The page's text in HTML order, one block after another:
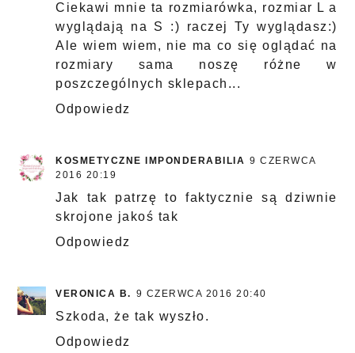
Ciekawi mnie ta rozmiarówka, rozmiar L a
wyglądają na S :) raczej Ty wyglądasz:)
Ale wiem wiem, nie ma co się oglądać na
rozmiary sama noszę różne w
poszczególnych sklepach...
Odpowiedz
KOSMETYCZNE IMPONDERABILIA 9 CZERWCA
2016 20:19
Jak tak patrzę to faktycznie są dziwnie
skrojone jakoś tak
Odpowiedz
VERONICA B. 9 CZERWCA 2016 20:40
Szkoda, że tak wyszło.
Odpowiedz